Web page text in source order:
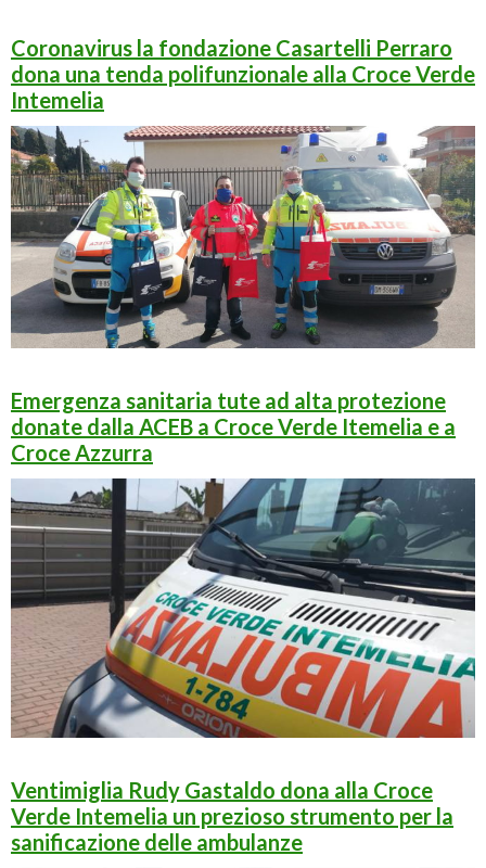
Coronavirus la fondazione Casartelli Perraro
dona una tenda polifunzionale alla Croce Verde
Intemelia
Emergenza sanitaria tute ad alta protezione
donate dalla ACEB a Croce Verde Itemelia e a
Croce Azzurra
Ventimiglia Rudy Gastaldo dona alla Croce
Verde Intemelia un prezioso strumento per la
sanificazione delle ambulanze